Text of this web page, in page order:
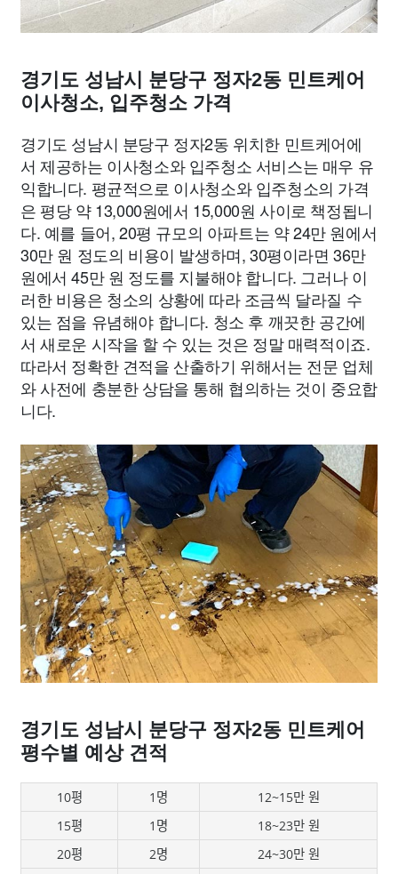
경기도 성남시 분당구 정자2동 민트케어
이사청소, 입주청소 가격
경기도 성남시 분당구 정자2동 위치한 민트케어에
서 제공하는 이사청소와 입주청소 서비스는 매우 유
익합니다. 평균적으로 이사청소와 입주청소의 가격
은 평당 약 13,000원에서 15,000원 사이로 책정됩니
다. 예를 들어, 20평 규모의 아파트는 약 24만 원에서
30만 원 정도의 비용이 발생하며, 30평이라면 36만
원에서 45만 원 정도를 지불해야 합니다. 그러나 이
러한 비용은 청소의 상황에 따라 조금씩 달라질 수
있는 점을 유념해야 합니다. 청소 후 깨끗한 공간에
서 새로운 시작을 할 수 있는 것은 정말 매력적이죠.
따라서 정확한 견적을 산출하기 위해서는 전문 업체
와 사전에 충분한 상담을 통해 협의하는 것이 중요합
니다.
경기도 성남시 분당구 정자2동 민트케어
평수별 예상 견적
10평 1명
12~15만 원
15평
1명
18~23만 원
20평
2명 24~30만 원